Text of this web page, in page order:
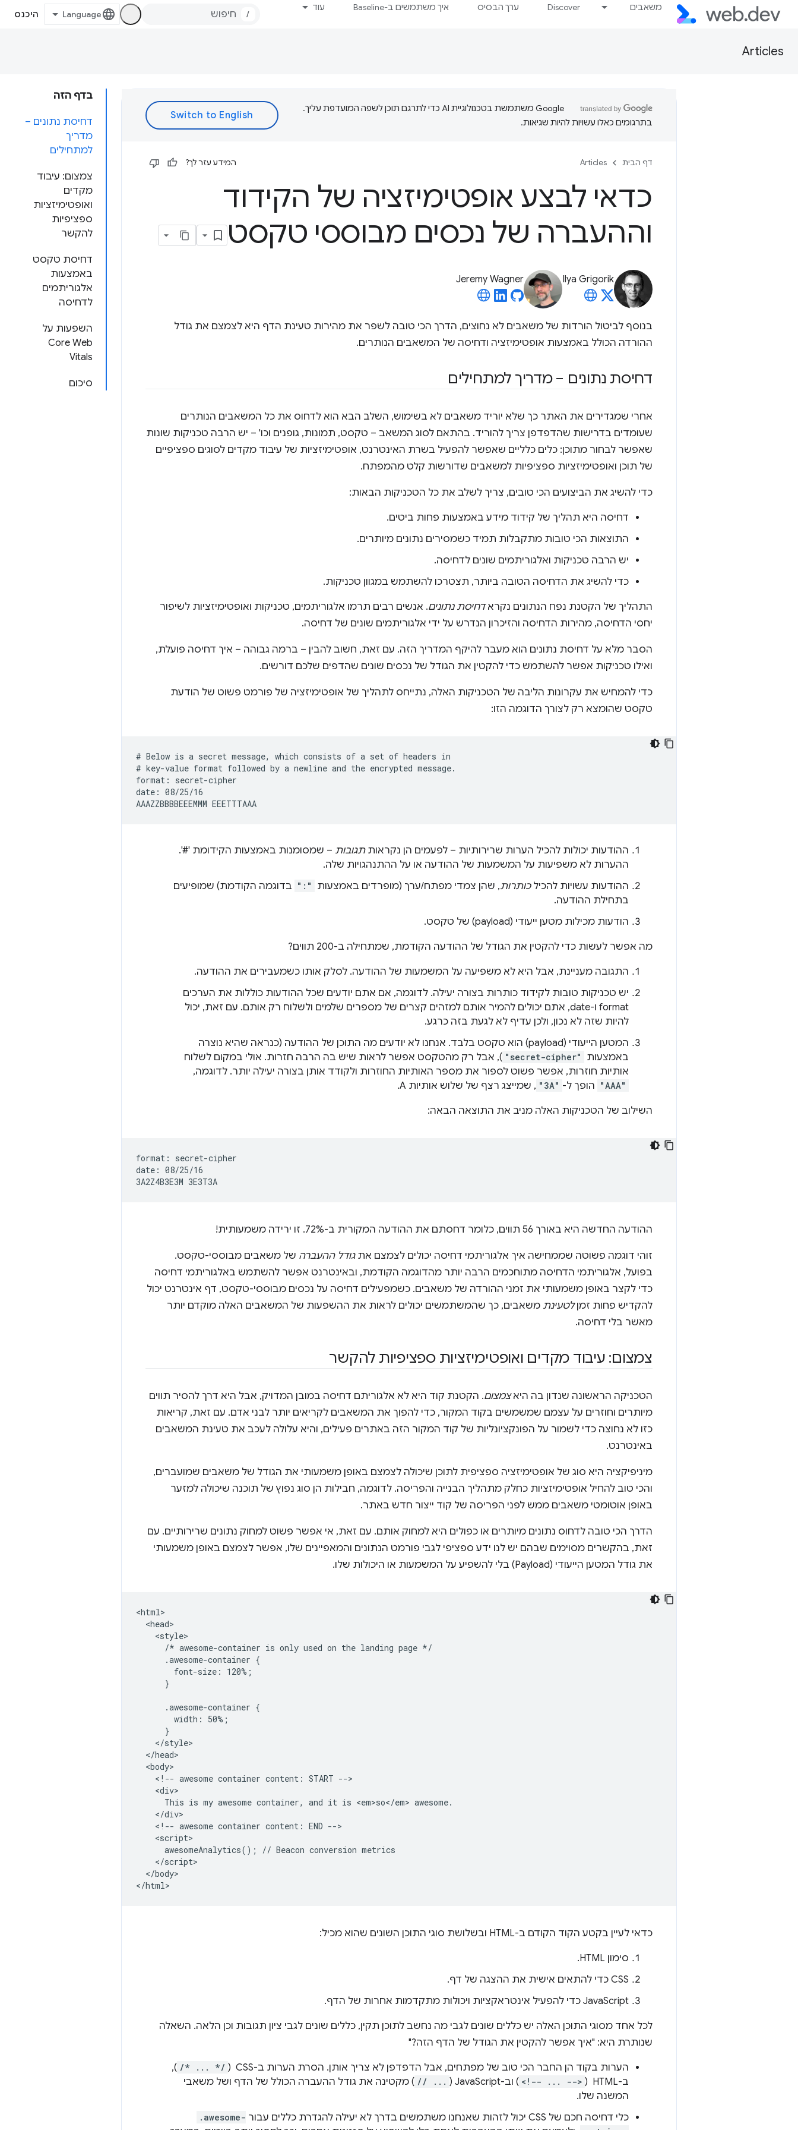
משאבים Discover ערך הבסיס איך משתמשים ב-Baseline עוד
/ היכנס
Articles
בדף הזה
דחיסת נתונים –
מדריך
למתחילים
צמצום: עיבוד
מקדים
ואופטימיזציות
ספציפיות
להקשר
דחיסת טקסט
באמצעות
אלגוריתמים
לדחיסה
השפעות על
Core Web
Vitals
סיכום
‫Google משתמשת בטכנולוגיית AI כדי לתרגם תוכן לשפה המועדפת עליך.
בתרגומים כאלו עשויות להיות שגיאות.
דף הבית Articles המידע עזר לך?
כדאי לבצע אופטימיזציה של הקידוד
וההעברה של נכסים מבוססי טקסט
Ilya Grigorik
Jeremy Wagner
בנוסף לביטול הורדות של משאבים לא נחוצים, הדרך הכי טובה לשפר את מהירות טעינת הדף היא לצמצם את גודל
ההורדה הכולל באמצעות אופטימיזציה ודחיסה של המשאבים הנותרים.
דחיסת נתונים – מדריך למתחילים
אחרי שמגדירים את האתר כך שלא יוריד משאבים לא בשימוש, השלב הבא הוא לדחוס את כל המשאבים הנותרים
שעומדים בדרישות שהדפדפן צריך להוריד. בהתאם לסוג המשאב – טקסט, תמונות, גופנים וכו' – יש הרבה טכניקות שונות
שאפשר לבחור מתוכן: כלים כלליים שאפשר להפעיל בשרת האינטרנט, אופטימיזציות של עיבוד מקדים לסוגים ספציפיים
של תוכן ואופטימיזציות ספציפיות למשאבים שדורשות קלט מהמפתח.
כדי להשיג את הביצועים הכי טובים, צריך לשלב את כל הטכניקות הבאות:
דחיסה היא תהליך של קידוד מידע באמצעות פחות ביטים.
התוצאות הכי טובות מתקבלות תמיד כשמסירים נתונים מיותרים.
יש הרבה טכניקות ואלגוריתמים שונים לדחיסה.
כדי להשיג את הדחיסה הטובה ביותר, תצטרכו להשתמש במגוון טכניקות.
התהליך של הקטנת נפח הנתונים נקראדחיסת נתונים. אנשים רבים תרמו אלגוריתמים, טכניקות ואופטימיזציות לשיפור
יחסי הדחיסה, מהירות הדחיסה והזיכרון הנדרש על ידי אלגוריתמים שונים של דחיסה.
הסבר מלא על דחיסת נתונים הוא מעבר להיקף המדריך הזה. עם זאת, חשוב להבין – ברמה גבוהה – איך דחיסה פועלת,
ואילו טכניקות אפשר להשתמש כדי להקטין את הגודל של נכסים שונים שהדפים שלכם דורשים.
כדי להמחיש את עקרונות הליבה של הטכניקות האלה, נתייחס לתהליך של אופטימיזציה של פורמט פשוט של הודעת
טקסט שהומצא רק לצורך הדוגמה הזו:
# Below is a secret message, which consists of a set of headers in
# key-value format followed by a newline and the encrypted message.
format: secret-cipher
date: 08/25/16
ההודעות יכולות להכיל הערות שרירותיות – לפעמים הן נקראותתגובות – שמסומנות באמצעות הקידומת '#'.
ההערות לא משפיעות על המשמעות של ההודעה או על ההתנהגויות שלה.
ההודעות עשויות להכילכותרות, שהן צמדי מפתח/ערך (מופרדים באמצעות ":" בדוגמה הקודמת) שמופיעים
בתחילת ההודעה.
הודעות מכילות מטען ייעודי (payload) של טקסט.
מה אפשר לעשות כדי להקטין את הגודל של ההודעה הקודמת, שמתחילה ב-200 תווים?
התגובה מעניינת, אבל היא לא משפיעה על המשמעות של ההודעה. לסלק אותו כשמעבירים את ההודעה.
יש טכניקות טובות לקידוד כותרות בצורה יעילה. לדוגמה, אם אתם יודעים שכל ההודעות כוללות את הערכים
format ו-date, אתם יכולים להמיר אותם למזהים קצרים של מספרים שלמים ולשלוח רק אותם. עם זאת, יכול
להיות שזה לא נכון, ולכן עדיף לא לגעת בזה כרגע.
המטען הייעודי (payload) הוא טקסט בלבד. אנחנו לא יודעים מה התוכן של ההודעה (כנראה שהיא נוצרה
באמצעות
"secret-cipher" ), אבל רק מהטקסט אפשר לראות שיש בה הרבה חזרות. אולי במקום לשלוח
אותיות חוזרות, אפשר פשוט לספור את מספר האותיות החוזרות ולקודד אותן בצורה יעילה יותר. לדוגמה,
"AAA" הופך ל- "3A" , שמייצג רצף של שלוש אותיות A.
השילוב של הטכניקות האלה מניב את התוצאה הבאה:
format: secret-cipher
date: 08/25/16
ההודעה החדשה היא באורך 56 תווים, כלומר דחסתם את ההודעה המקורית ב-72%. זו ירידה משמעותית!
זוהי דוגמה פשוטה שממחישה איך אלגוריתמי דחיסה יכולים לצמצם אתגודל ההעברה של משאבים מבוססי-טקסט.
בפועל, אלגוריתמי הדחיסה מתוחכמים הרבה יותר מהדוגמה הקודמת, ובאינטרנט אפשר להשתמש באלגוריתמי דחיסה
כדי לקצר באופן משמעותי את זמני ההורדה של משאבים. כשמפעילים דחיסה על נכסים מבוססי-טקסט, דף אינטרנט יכול
להקדיש פחות זמןלטעינת משאבים, כך שהמשתמשים יכולים לראות את ההשפעות של המשאבים האלה מוקדם יותר
מאשר בלי דחיסה.
צמצום: עיבוד מקדים ואופטימיזציות ספציפיות להקשר
הטכניקה הראשונה שנדון בה היאצמצום. הקטנת קוד היא לא אלגוריתם דחיסה במובן המדויק, אבל היא דרך להסיר תווים
מיותרים וחוזרים על עצמם שמשמשים בקוד המקור, כדי להפוך את המשאבים לקריאים יותר לבני אדם. עם זאת, קריאות
כזו לא נחוצה כדי לשמור על הפונקציונליות של קוד המקור הזה באתרים פעילים, והיא עלולה לעכב את טעינת המשאבים
באינטרנט.
מיניפיקציה היא סוג של אופטימיזציה ספציפית לתוכן שיכולה לצמצם באופן משמעותי את הגודל של משאבים שמועברים,
והכי טוב להחיל אופטימיזציות כחלק מתהליך הבנייה והפריסה. לדוגמה, חבילות הן סוג נפוץ של תוכנה שיכולה למזער
באופן אוטומטי משאבים ממש לפני הפריסה של קוד ייצור חדש באתר.
הדרך הכי טובה לדחוס נתונים מיותרים או כפולים היא למחוק אותם. עם זאת, אי אפשר פשוט למחוק נתונים שרירותיים. עם
זאת, בהקשרים מסוימים שבהם יש לנו ידע ספציפי לגבי פורמט הנתונים והמאפיינים שלו, אפשר לצמצם באופן משמעותי
את גודל המטען הייעודי (Payload) בלי להשפיע על המשמעות או היכולות שלו.
<html>
  <head>
    <style>
      /* awesome-container is only used on the landing page */
      .awesome-container {
        font-size: 120%;
      }
      .awesome-container {
        width: 50%;
      }
    </style>
  </head>
  <body>
    <!-- awesome container content: START -->
    <div>
      This is my awesome container, and it is <em>so</em> awesome.
    </div>
    <!-- awesome container content: END -->
    <script>
      awesomeAnalytics(); // Beacon conversion metrics
    </script>
  </body>
כדאי לעיין בקטע הקוד הקודם ב-HTML ובשלושת סוגי התוכן השונים שהוא מכיל:
סימון HTML.
CSS כדי להתאים אישית את ההצגה של דף.
‫JavaScript כדי להפעיל אינטראקציות ויכולות מתקדמות אחרות של הדף.
לכל אחד מסוגי התוכן האלה יש כללים שונים לגבי מה נחשב לתוכן תקין, כללים שונים לגבי ציון תגובות וכן הלאה. השאלה
שנותרת היא: "איך אפשר להקטין את הגודל של הדף הזה?"
הערות בקוד הן החבר הכי טוב של מפתחים, אבל הדפדפן לא צריך אותן. הסרת הערות ב-CSS ‏ ( /* ... */
),
ב-HTML ‏ (
<!-- ... --> ) וב-JavaScript ‏( // ... ) מקטינה את גודל ההעברה הכולל של הדף ושל משאבי
המשנה שלו.
כלי דחיסה חכם של CSS יכול לזהות שאנחנו משתמשים בדרך לא יעילה להגדרת כללים עבור
.awesome-